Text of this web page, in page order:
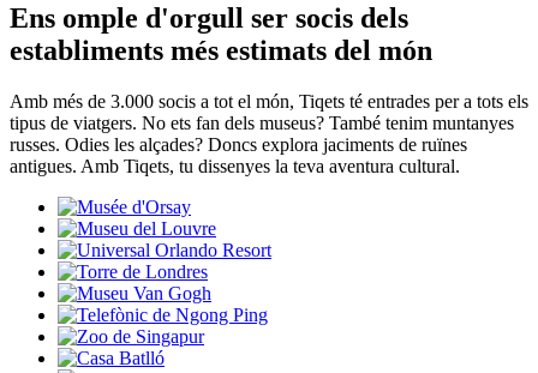
Ens omple d'orgull ser socis dels
establiments més estimats del món
Amb més de 3.000 socis a tot el món, Tiqets té entrades per a tots els
tipus de viatgers. No ets fan dels museus? També tenim muntanyes
russes. Odies les alçades? Doncs explora jaciments de ruïnes
antigues. Amb Tiqets, tu dissenyes la teva aventura cultural.